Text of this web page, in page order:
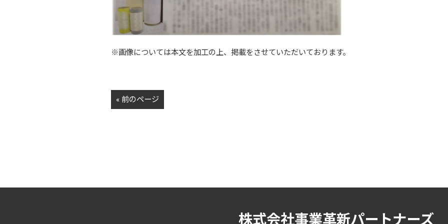
※画像については本文を加工の上、掲載をさせていただいております。
« 前のページ
株式会社事業革新パートナーズ